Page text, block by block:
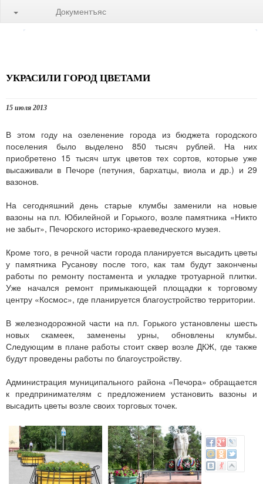
Документъяс
УКРАСИЛИ ГОРОД ЦВЕТАМИ
15 июля 2013
В этом году на озеленение города из бюджета городского
поселения было выделено 850 тысяч рублей. На них
приобретено 15 тысяч штук цветов тех сортов, которые уже
высаживали в Печоре (петуния, бархатцы, виола и др.) и 29
вазонов.
На сегодняшний день старые клумбы заменили на новые
вазоны на пл. Юбилейной и Горького, возле памятника «Никто
не забыт», Печорского историко-краеведческого музея.
Кроме того, в речной части города планируется высадить цветы
у памятника Русанову после того, как там будут закончены
работы по ремонту постамента и укладке тротуарной плитки.
Уже начался ремонт примыкающей площадки к торговому
центру «Космос», где планируется благоустройство территории.
В железнодорожной части на пл. Горького установлены шесть
новых скамеек, заменены урны, обновлены клумбы.
Следующим в плане работы стоит сквер возле ДКЖ, где также
будут проведены работы по благоустройству.
Администрация муниципального района «Печора» обращается
к предпринимателям с предложением установить вазоны и
высадить цветы возле своих торговых точек.